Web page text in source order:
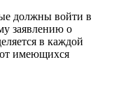
должны войти в
заявлению о
в каждой
от имеющихся